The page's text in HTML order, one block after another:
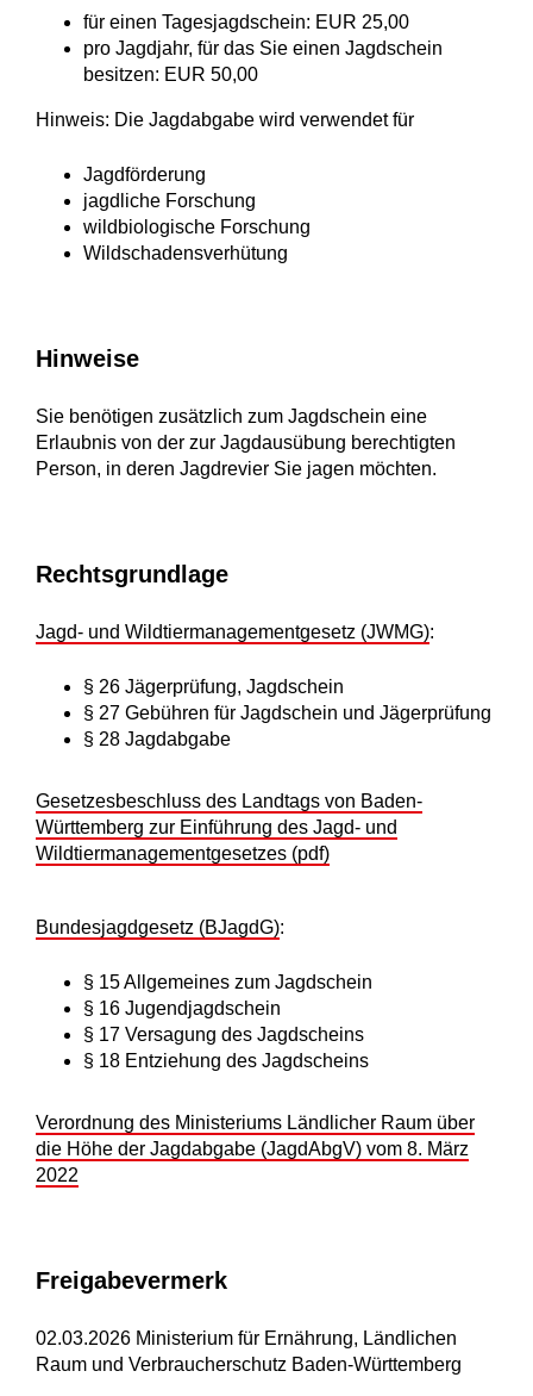
für einen Tagesjagdschein: EUR 25,00
pro Jagdjahr, für das Sie einen Jagdschein
besitzen: EUR 50,00
Hinweis: Die Jagdabgabe wird verwendet für
Jagdförderung
jagdliche Forschung
wildbiologische Forschung
Wildschadensverhütung
Hinweise
Sie benötigen zusätzlich zum Jagdschein eine
Erlaubnis von der zur Jagdausübung berechtigten
Person, in deren Jagdrevier Sie jagen möchten.
Rechtsgrundlage
Jagd- und Wildtiermanagementgesetz (JWMG):
§ 26 Jägerprüfung, Jagdschein
§ 27 Gebühren für Jagdschein und Jägerprüfung
§ 28 Jagdabgabe
Gesetzesbeschluss des Landtags von Baden-
Württemberg zur Einführung des Jagd- und
Wildtiermanagementgesetzes (pdf)
Bundesjagdgesetz (BJagdG):
§ 15 Allgemeines zum Jagdschein
§ 16 Jugendjagdschein
§ 17 Versagung des Jagdscheins
§ 18 Entziehung des Jagdscheins
Verordnung des Ministeriums Ländlicher Raum über
die Höhe der Jagdabgabe (JagdAbgV) vom 8. März
2022
Freigabevermerk
02.03.2026 Ministerium für Ernährung, Ländlichen
Raum und Verbraucherschutz Baden-Württemberg